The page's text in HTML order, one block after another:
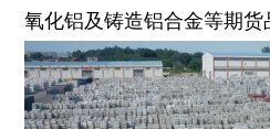
氧化铝及铸造铝合金等期货